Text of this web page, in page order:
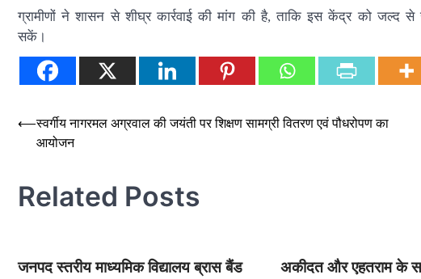
ग्रामीणों ने शासन से शीघ्र कार्रवाई की मांग की है, ताकि इस केंद्र को
सकें।
Post
navigation
⟵स्वर्गीय नागरमल अग्रवाल की जयंती पर शिक्षण सामग्री वितरण एवं पौधरोपण का
आयोजन
Related Posts
जनपद स्तरीय माध्यमिक विद्यालय ब्रास बैंड
अकीदत और एहतराम के